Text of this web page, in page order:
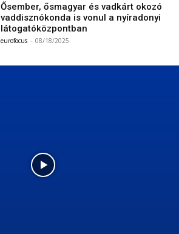
Ősember, ősmagyar és vadkárt okozó
vaddisznókonda is vonul a nyíradonyi
látogatóközpontban
eurofocus - 08/18/2025